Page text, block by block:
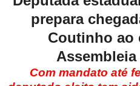
prepara
Coutinho ao
Com mandato até